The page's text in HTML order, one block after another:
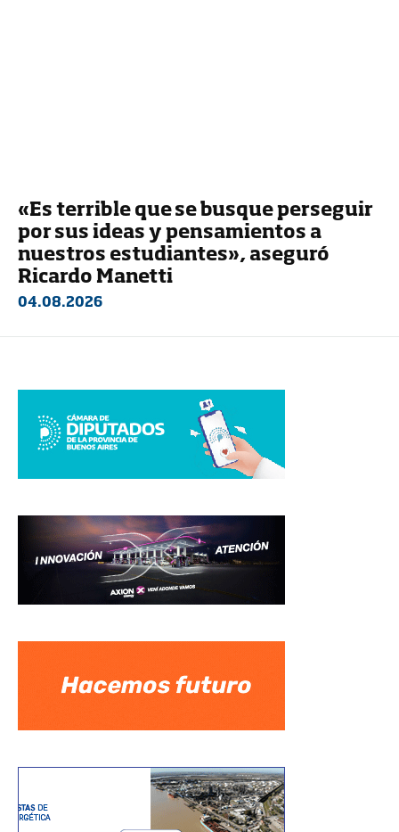
«Es terrible que se busque perseguir
por sus ideas y pensamientos a
nuestros estudiantes», aseguró
Ricardo Manetti
04.08.2026